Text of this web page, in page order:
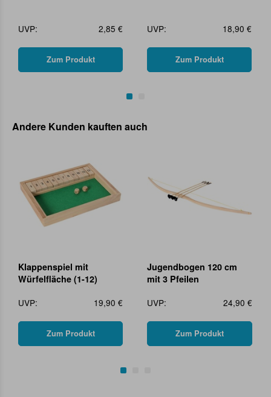
UVP: 2,85 €
Zum Produkt
UVP: 18,90 €
Zum Produkt
Andere Kunden kauften auch
Klappenspiel mit
Würfelfläche (1-12)
UVP:
19,90 €
Zum Produkt
Jugendbogen 120 cm
mit 3 Pfeilen
UVP:
24,90 €
Zum Produkt